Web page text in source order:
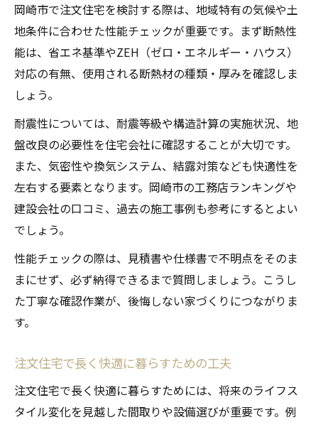
岡崎市で注文住宅を検討する際は、地域特有の気候や土
地条件に合わせた性能チェックが重要です。まず断熱性
能は、省エネ基準やZEH（ゼロ・エネルギー・ハウス）
対応の有無、使用される断熱材の種類・厚みを確認しま
しょう。
耐震性については、耐震等級や構造計算の実施状況、地
盤改良の必要性を住宅会社に確認することが大切です。
また、気密性や換気システム、結露対策なども快適性を
左右する要素となります。岡崎市の工務店ランキングや
建設会社の口コミ、過去の施工事例も参考にするとよい
でしょう。
性能チェックの際は、見積書や仕様書で不明点をそのま
まにせず、必ず納得できるまで質問しましょう。こうし
た丁寧な確認作業が、後悔しない家づくりにつながりま
す。
注文住宅で長く快適に暮らすための工夫
注文住宅で長く快適に暮らすためには、将来のライフス
タイル変化を見越した間取りや設備選びが重要です。例